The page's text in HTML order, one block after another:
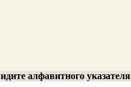
алфавитного указателя